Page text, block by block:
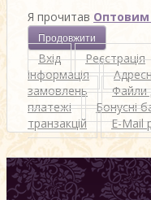
Я прочитав
Вхід Реєстрація
інформація
замовлень
Файли
платежі
Бонусні
транзакцій
E-Mail